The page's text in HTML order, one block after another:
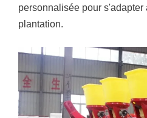
personnalisée pour
plantation.